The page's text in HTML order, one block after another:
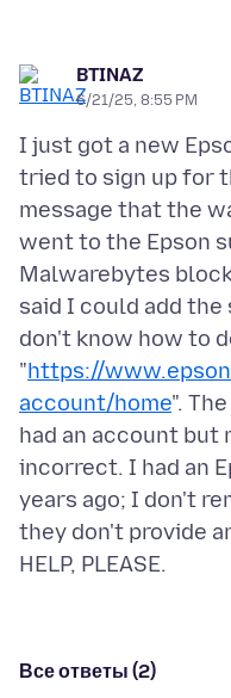
BTINAZ
6/21/25, 8:55 PM
I just got a new
tried to sign up for
message that the
went to the Epson
Malwarebytes
said I could add
don't know how to
"https://
account/home".
had an account but
incorrect. I had an
years ago; I don't
they don't provide
Все ответы (2)